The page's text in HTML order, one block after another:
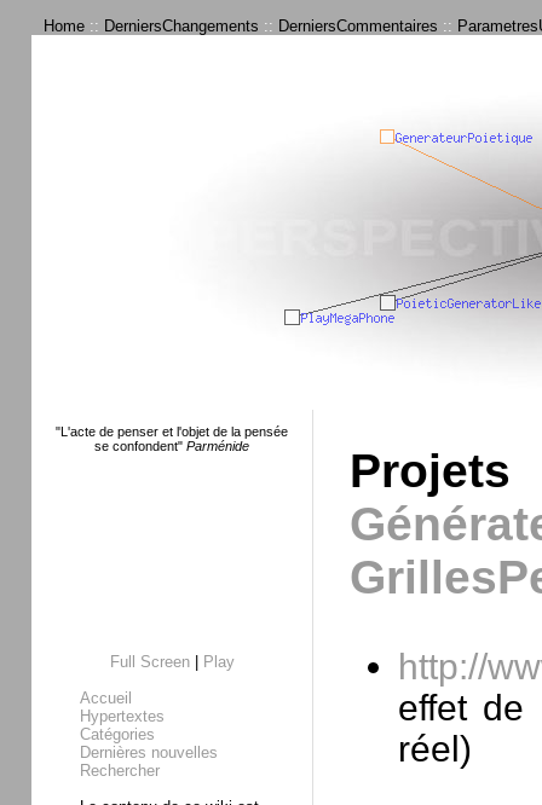
Home :: DerniersChangements :: DerniersCommentaires ::
"L'acte de penser et l'objet de la pensée
se confondent" Parménide
Full Screen|
Play
Accueil
Hypertextes
Catégories
Dernières nouvelles
Rechercher
http://
effet de
réel)